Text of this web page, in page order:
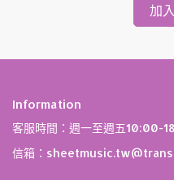
加
Information
客服時間：週一至週五10:00-
信箱：